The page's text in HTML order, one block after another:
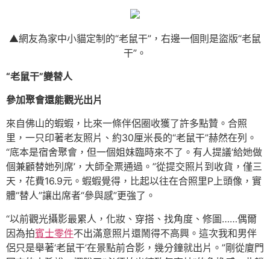
▲網友為家中小貓定制的“老鼠干”，右邊一個則是盜版“老鼠
干”。
“老鼠干”變替人
參加聚會還能觀光出片
來自佛山的蝦蝦，比來一條伴侶圈收獲了許多點贊。合照
里，一只印著老友照片、約30厘米長的“老鼠干”赫然在列。
“底本是宿舍聚會，但一個姐妹臨時來不了。有人提議‘給她做
個兼顧替她列席’，大師全票通過。”從提交照片到收貨，僅三
天，花費16.9元。蝦蝦覺得，比起以往在合照里P上頭像，實
體“替人”讓出席者“參與感”更強了。
“以前觀光攝影最累人，化妝、穿搭、找角度、修圖……偶爾
因為拍賓士零件不出滿意照片還鬧得不高興。這次我和男伴
侶只是舉著‘老鼠干’在景點前合影，幾分鐘就出片。”剛從廈門